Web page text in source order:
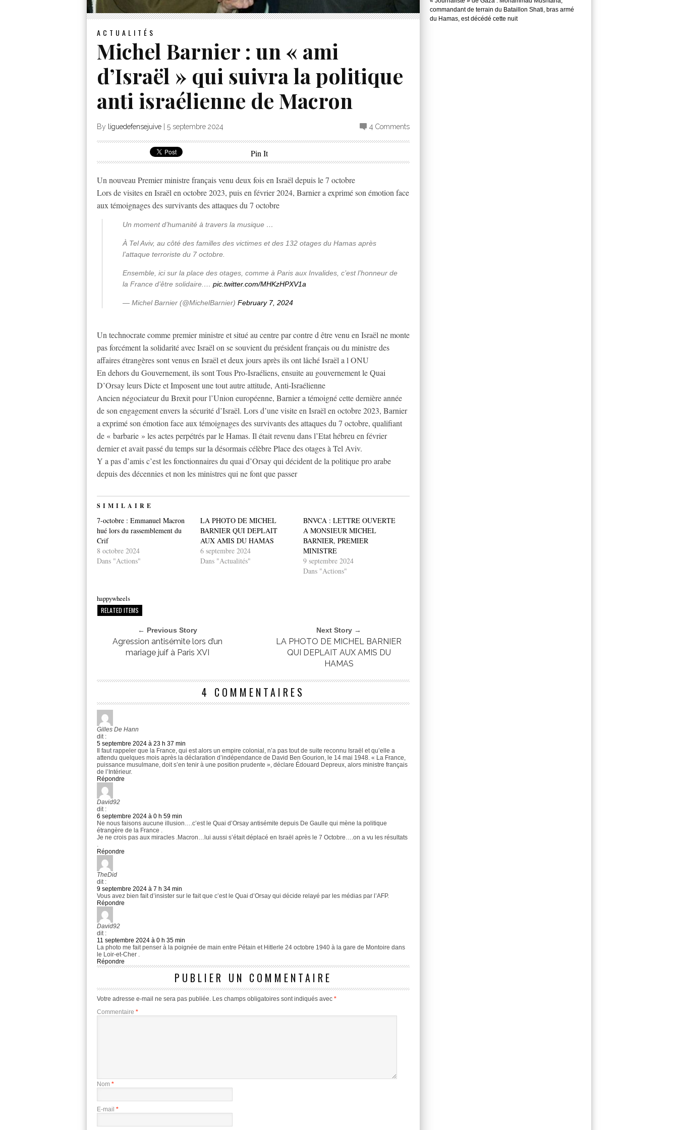
ACTUALITÉS
Michel Barnier : un « ami
d’Israël » qui suivra la politique
anti israélienne de Macron
By liguedefensejuive 5 septembre 2024 4 Comments
Pin It
Un nouveau Premier ministre français venu deux fois en Israël depuis le 7 octobre
Lors de visites en Israël en octobre 2023, puis en février 2024, Barnier a exprimé son émotion face
aux témoignages des survivants des attaques du 7 octobre
Un moment d’humanité à travers la musique …
À Tel Aviv, au côté des familles des victimes et des 132 otages du Hamas après
l’attaque terroriste du 7 octobre.
Ensemble, ici sur la place des otages, comme à Paris aux Invalides, c’est l’honneur de
la France d’être solidaire.… pic.twitter.com/MHKzHPXV1a
— Michel Barnier (@MichelBarnier) February 7, 2024
Un technocrate comme premier ministre et situé au centre par contre d être venu en Israël ne monte
pas forcément la solidarité avec Israël on se souvient du président français ou du ministre des
affaires étrangères sont venus en Israël et deux jours après ils ont lâché Israël a l ONU
En dehors du Gouvernement, ils sont Tous Pro-Israéliens, ensuite au gouvernement le Quai
D’Orsay leurs Dicte et Imposent une tout autre attitude, Anti-Israélienne
Ancien négociateur du Brexit pour l’Union européenne, Barnier a témoigné cette dernière année
de son engagement envers la sécurité d’Israël. Lors d’une visite en Israël en octobre 2023, Barnier
a exprimé son émotion face aux témoignages des survivants des attaques du 7 octobre, qualifiant
de « barbarie » les actes perpétrés par le Hamas. Il était revenu dans l’Etat hébreu en février
dernier et avait passé du temps sur la désormais célèbre Place des otages à Tel Aviv.
Y a pas d’amis c’est les fonctionnaires du quai d’Orsay qui décident de la politique pro arabe
depuis des décennies et non les ministres qui ne font que passer
SIMILAIRE
7-octobre : Emmanuel Macron
hué lors du rassemblement du
Crif
8 octobre 2024
Dans "Actions"
LA PHOTO DE MICHEL
BARNIER QUI DEPLAIT
AUX AMIS DU HAMAS
6 septembre 2024
Dans "Actualités"
BNVCA : LETTRE OUVERTE
A MONSIEUR MICHEL
BARNIER, PREMIER
MINISTRE
9 septembre 2024
Dans "Actions"
happywheels
RELATED ITEMS
← Previous Story
Agression antisémite lors d’un
mariage juif à Paris XVI
Next Story →
LA PHOTO DE MICHEL BARNIER
QUI DEPLAIT AUX AMIS DU
HAMAS
4 COMMENTAIRES
Gilles De Hann
dit :
5 septembre 2024 à 23 h 37 min
Il faut rappeler que la France, qui est alors un empire colonial, n’a pas tout de suite reconnu Israël et qu’elle a
attendu quelques mois après la déclaration d’indépendance de David Ben Gourion, le 14 mai 1948. « La France,
puissance musulmane, doit s’en tenir à une position prudente », déclare Édouard Depreux, alors ministre français
de l’Intérieur.
Répondre
David92
dit :
6 septembre 2024 à 0 h 59 min
Ne nous faisons aucune illusion….c’est le Quai d’Orsay antisémite depuis De Gaulle qui mène la politique
étrangère de la France .
Je ne crois pas aux miracles .Macron…lui aussi s’était déplacé en Israël après le 7 Octobre….on a vu les résultats
.
Répondre
TheDid
dit :
9 septembre 2024 à 7 h 34 min
Vous avez bien fait d’insister sur le fait que c’est le Quai d’Orsay qui décide relayé par les médias par l’AFP.
Répondre
David92
dit :
11 septembre 2024 à 0 h 35 min
La photo me fait penser à la poignée de main entre Pétain et Hitlerle 24 octobre 1940 à la gare de Montoire dans
le Loir-et-Cher .
Répondre
PUBLIER UN COMMENTAIRE
Votre adresse e-mail ne sera pas publiée. Les champs obligatoires sont indiqués avec *
Commentaire *
Nom *
E-mail *
commandant de terrain du Bataillon Shati, bras armé
du Hamas, est décédé cette nuit